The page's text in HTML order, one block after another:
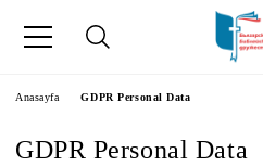
Anasayfa GDPR Personal Data
GDPR Personal Data